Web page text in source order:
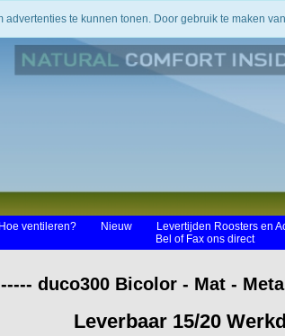
Hoe ventileren? Nieuw Levertijden Roosters en
Bel of Fax ons direct
----- duco300 Bicolor - Mat -
Leverbaar 15/20
te kunnen tonen. Door gebruik te maken